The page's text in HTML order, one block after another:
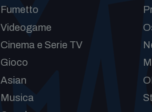
Fumetto
Videogame
Cinema e Serie TV
Gioco
Asian
Musica